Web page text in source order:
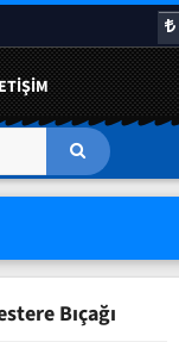
Bıçağı
FIYATLAR